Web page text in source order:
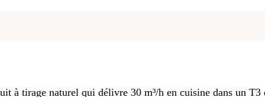
à tirage naturel qui délivre 30 m³/h en cuisine dans un